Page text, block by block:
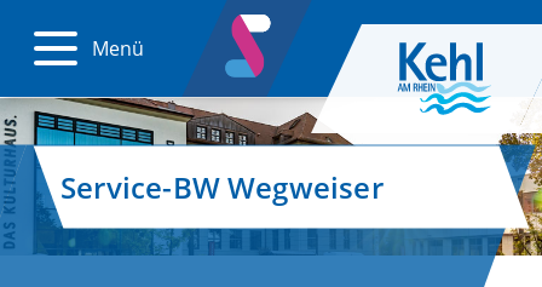
Menü
Service-BW Wegweiser